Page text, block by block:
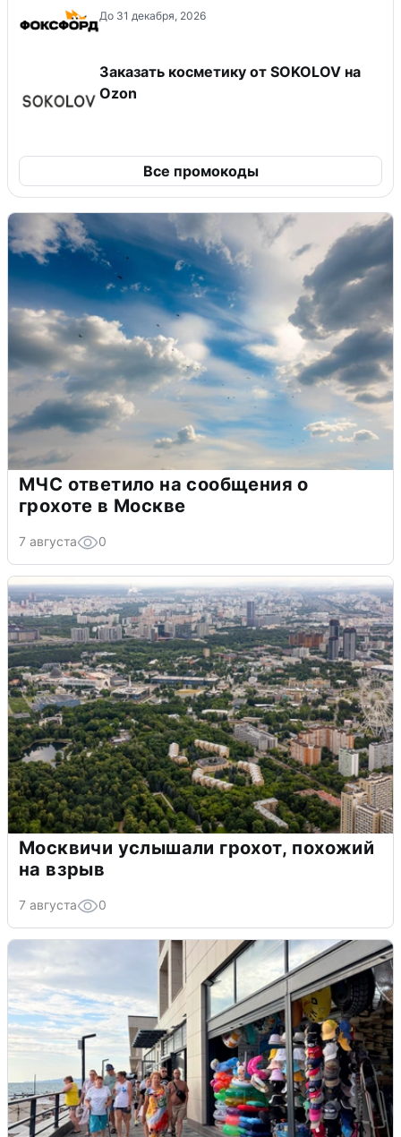
До 31 декабря, 2026
Заказать косметику от SOKOLOV на
Ozon
Все промокоды
МЧС ответило на сообщения о
грохоте в Москве
7 августа 0
Москвичи услышали грохот, похожий
на взрыв
7 августа 0